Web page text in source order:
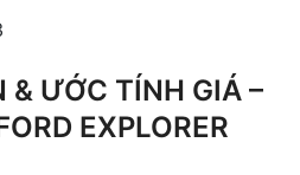
& ƯỚC TÍNH GIÁ –
EXPLORER